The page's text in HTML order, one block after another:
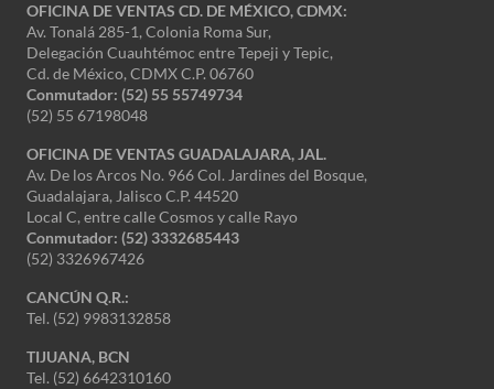
OFICINA DE VENTAS CD. DE MÉXICO, CDMX:
Av. Tonalá 285-1, Colonia Roma Sur,
Delegación Cuauhtémoc entre Tepeji y Tepic,
Cd. de México, CDMX C.P. 06760
Conmutador: (52) 55 55749734
(52) 55 67198048
OFICINA DE VENTAS GUADALAJARA, JAL.
Av. De los Arcos No. 966 Col. Jardines del Bosque,
Guadalajara, Jalisco C.P. 44520
Local C, entre calle Cosmos y calle Rayo
Conmutador: (52) 3332685443
(52) 3326967426
CANCÚN Q.R.:
Tel. (52) 9983132858
TIJUANA, BCN
Tel. (52) 6642310160